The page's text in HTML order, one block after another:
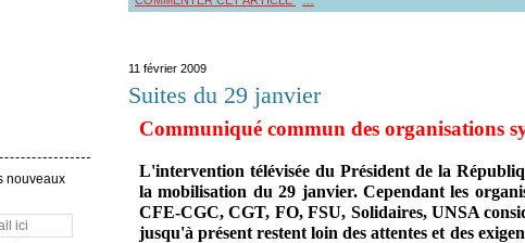
nouveaux
11 février 2009
Suites du 29 janvier
Communiqué commun des organisations
L'intervention télévisée du Président de la
la mobilisation du 29 janvier. Cependant les
CFE-CGC, CGT, FO, FSU, Solidaires, UNSA
jusqu'à présent restent loin des attentes et des